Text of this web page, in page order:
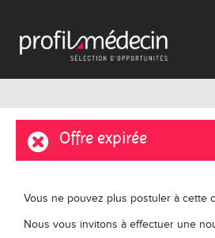
Offre expirée
Vous ne pouvez plus postuler à cette
Nous vous invitons à effectuer une